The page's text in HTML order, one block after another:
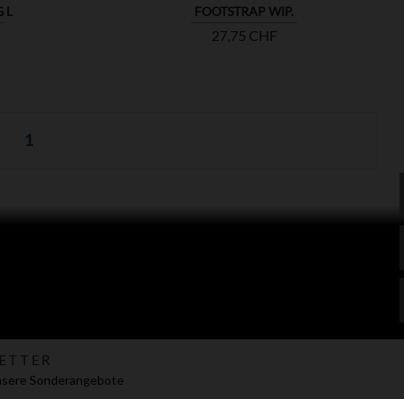
L FOOTSTRAP WIP.
Preis
27,75 CHF
1
Sonderangebote